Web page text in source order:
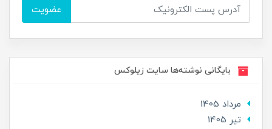
عضویت
بایگانی نوشته‌ها سایت زیلوکس
مرداد 1405
تير 1405